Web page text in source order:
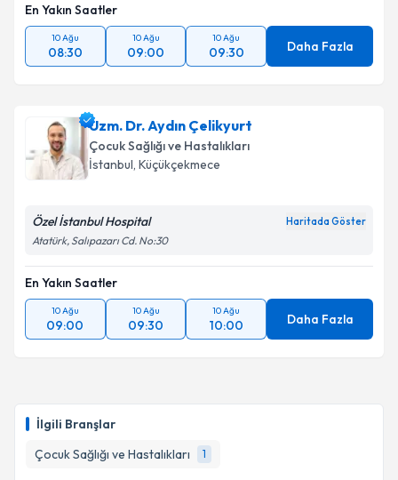
İlgili Branşlar
Çocuk Sağlığı ve Hastalıkları
1
En Yakın Saatler
10 Ağu
08:30
10 Ağu
09:00
10 Ağu
09:30 Daha Fazla
Uzm. Dr. Aydın Çelikyurt
Çocuk Sağlığı ve Hastalıkları
İstanbul, Küçükçekmece
Özel İstanbul Hospital Haritada Göster
Atatürk, Salıpazarı Cd. No:30
En Yakın Saatler
10 Ağu
09:00
10 Ağu
09:30
10 Ağu
10:00 Daha Fazla